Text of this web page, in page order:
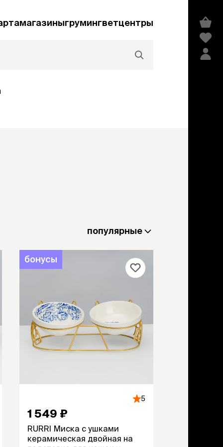
магазиныгрумингветцентры
длинношерстных
короткошерстных
белых кошек
и пудры
салфетки
за глазами
и
от запаха
популярные
бонусы
5
1 549 ₽
RURRI Миска с ушками
керамическая двойная на